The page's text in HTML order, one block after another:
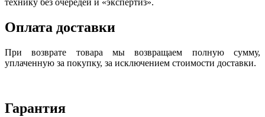
технику без очередей и «экспертиз».
Оплата доставки
При возврате товара мы возвращаем полную сумму,
уплаченную за покупку, за исключением стоимости доставки.
Гарантия